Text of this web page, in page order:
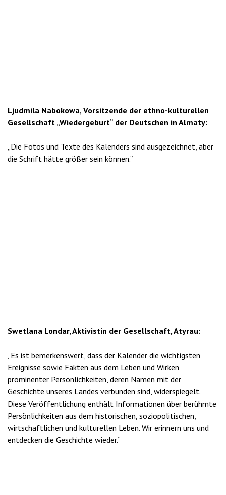
Ljudmila Nabokowa, Vorsitzende der ethno-kulturellen
Gesellschaft „Wiedergeburt“ der Deutschen in Almaty:
„Die Fotos und Texte des Kalenders sind ausgezeichnet, aber
die Schrift hätte größer sein können.“
Swetlana Londar, Aktivistin der Gesellschaft, Atyrau:
„Es ist bemerkenswert, dass der Kalender die wichtigsten
Ereignisse sowie Fakten aus dem Leben und Wirken
prominenter Persönlichkeiten, deren Namen mit der
Geschichte unseres Landes verbunden sind, widerspiegelt.
Diese Veröffentlichung enthält Informationen über berühmte
Persönlichkeiten aus dem historischen, soziopolitischen,
wirtschaftlichen und kulturellen Leben. Wir erinnern uns und
entdecken die Geschichte wieder.“